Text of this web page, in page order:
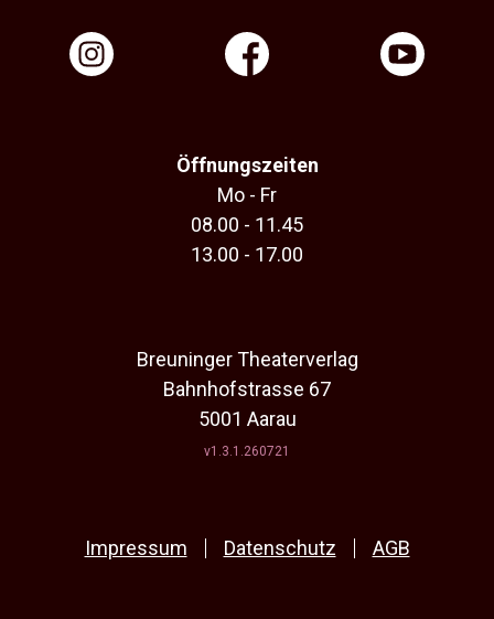
Öffnungszeiten
Mo - Fr
08.00 - 11.45
13.00 - 17.00
Breuninger Theaterverlag
Bahnhofstrasse 67
5001 Aarau
v1.3.1.260721
Impressum Datenschutz AGB